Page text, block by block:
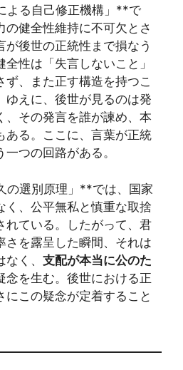
よる自己修正機構」**で
の健全性維持に不可欠とさ
後世の正統性まで損なう
性は「失言しないこと」
ず、また正す構造を持つこ
ゆえに、後世が見るのは発
、その発言を誰が諫め、本
ある。ここに、言葉が正統
つの回路がある。
の選別原理」**では、国家
く、公平無私と慎重な取捨
れている。したがって、君
さを露呈した瞬間、それは
く、 支配が本当に公のた
念を生む。後世における正
にこの疑念が定着すること